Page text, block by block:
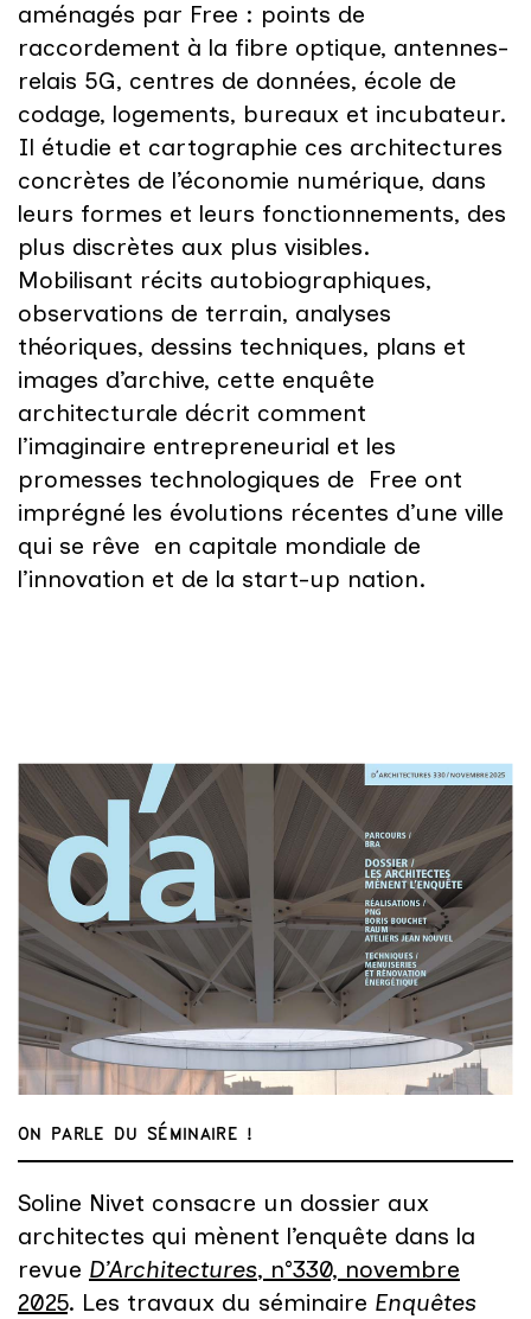
aménagés par Free : points de
raccordement à la fibre optique, antennes-
relais 5G, centres de données, école de
codage, logements, bureaux et incubateur.
Il étudie et cartographie ces architectures
concrètes de l’économie numérique, dans
leurs formes et leurs fonctionnements, des
plus discrètes aux plus visibles.
Mobilisant récits autobiographiques,
observations de terrain, analyses
théoriques, dessins techniques, plans et
images d’archive, cette enquête
architecturale décrit comment
l’imaginaire entrepreneurial et les
promesses technologiques de Free ont
imprégné les évolutions récentes d’une ville
qui se rêve en capitale mondiale de
l’innovation et de la start-up nation.
ON PARLE DU SÉMINAIRE !
Soline Nivet consacre un dossier aux
architectes qui mènent l’enquête dans la
revue D’Architectures, n°330, novembre
2025. Les travaux du séminaire Enquêtes